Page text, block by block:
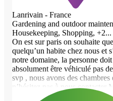
Lanrivain - France
Gardening and outdoor
Housekeeping, Shopping, +2...
On est sur paris on souhaite que
quelqu’un habite chez nous et
notre domaine, la personne doit
absolument être véhiculé pas
svp , nous avons des chambres
n’hésitez pas à nous contacter
bonne journée François et